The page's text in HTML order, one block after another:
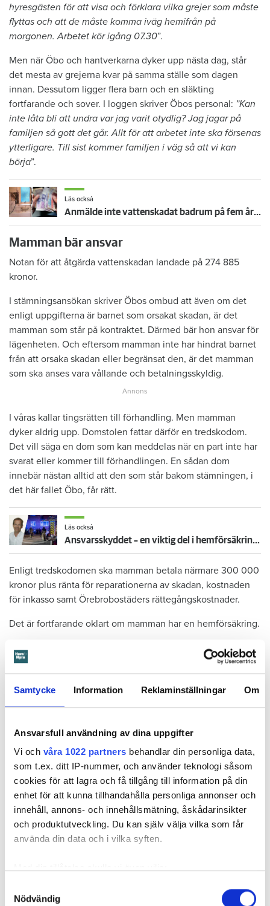
Samtycke Information Reklaminställningar Om
Ansvarsfull användning av dina uppgifter
Vi och våra 1022 partners behandlar din personliga data,
som t.ex. ditt IP-nummer, och använder teknologi såsom
cookies för att lagra och få tillgång till information på din
enhet för att kunna tillhandahålla personliga annonser och
innehåll, annons- och innehållsmätning, åskådarinsikter
och produktutveckling. Du kan själv välja vilka som får
använda din data och i vilka syften.
som kan ha en noggrannhet på upp till flera meter
Nödvändig
hyresgästen för att visa och förklara vilka grejer som måste
flyttas och att de måste komma iväg hemifrån på
morgonen. Arbetet kör igång 07.30”.
Men när Öbo och hantverkarna dyker upp nästa dag, står
det mesta av grejerna kvar på samma ställe som dagen
innan. Dessutom ligger flera barn och en släkting
fortfarande och sover. I loggen skriver Öbos personal: ”Kan
inte låta bli att undra var jag varit otydlig? Jag jagar på
familjen så gott det går. Allt för att arbetet inte ska försenas
ytterligare. Till sist kommer familjen i väg så att vi kan
börja”.
Läs också
Anmälde inte vattenskadat badrum på fem år – krävs på 125 000 kronor
Mamman bär ansvar
Notan för att åtgärda vattenskadan landade på 274 885
kronor.
I stämningsansökan skriver Öbos ombud att även om det
enligt uppgifterna är barnet som orsakat skadan, är det
mamman som står på kontraktet. Därmed bär hon ansvar för
lägenheten. Och eftersom mamman inte har hindrat barnet
från att orsaka skadan eller begränsat den, är det mamman
som ska anses vara vållande och betalningsskyldig.
I våras kallar tingsrätten till förhandling. Men mamman
dyker aldrig upp. Domstolen fattar därför en tredskodom.
Det vill säga en dom som kan meddelas när en part inte har
svarat eller kommer till förhandlingen. En sådan dom
innebär nästan alltid att den som står bakom stämningen, i
det här fallet Öbo, får rätt.
Läs också
Ansvarsskyddet – en viktig del i hemförsäkringen
Enligt tredskodomen ska mamman betala närmare 300 000
kronor plus ränta för reparationerna av skadan, kostnaden
för inkasso samt Örebrobostäders rättegångskostnader.
Det är fortfarande oklart om mamman har en hemförsäkring.
reporter–Hem & Hyra, Örebro
anna.rytterbrant@hemhyra.se
010- 45 916 01
MISSA INGET FRÅN HEM & HYRA.Tryck härför att följa oss på
Facebook.
Läs också